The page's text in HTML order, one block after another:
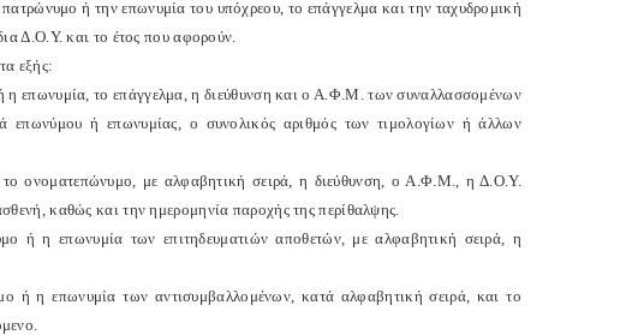
ή την επωνυμία του υπόχρεου, το επάγγελμα και την ταχυδρομική
Δ.Ο.Υ. και το έτος που αφορούν.
εξής:
η επωνυμία, το επάγγελμα, η διεύθυνση και ο Α.Φ.Μ. των συναλλασσομένων
επωνύμου ή επωνυμίας, ο συνολικός αριθμός των τιμολογίων ή άλλων
το ονοματεπώνυμο, με αλφαβητική σειρά, η διεύθυνση, ο Α.Φ.Μ., η Δ.Ο.Υ.
καθώς και την ημερομηνία παροχής της περίθαλψης.
ή η επωνυμία των επιτηδευματιών αποθετών, με αλφαβητική σειρά, η
ή η επωνυμία των αντισυμβαλλομένων, κατά αλφαβητική σειρά, και το